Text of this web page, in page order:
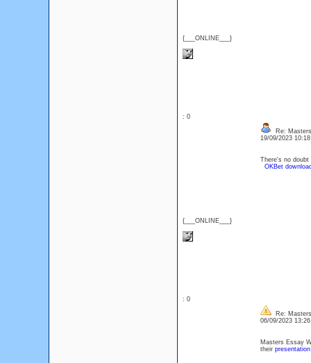
{___ONLINE___}
: 0
{___ONLINE___}
Re:
19/09/2023
There's no
OKBet
: 0
Re:
06/09/2023
Masters Essay
their